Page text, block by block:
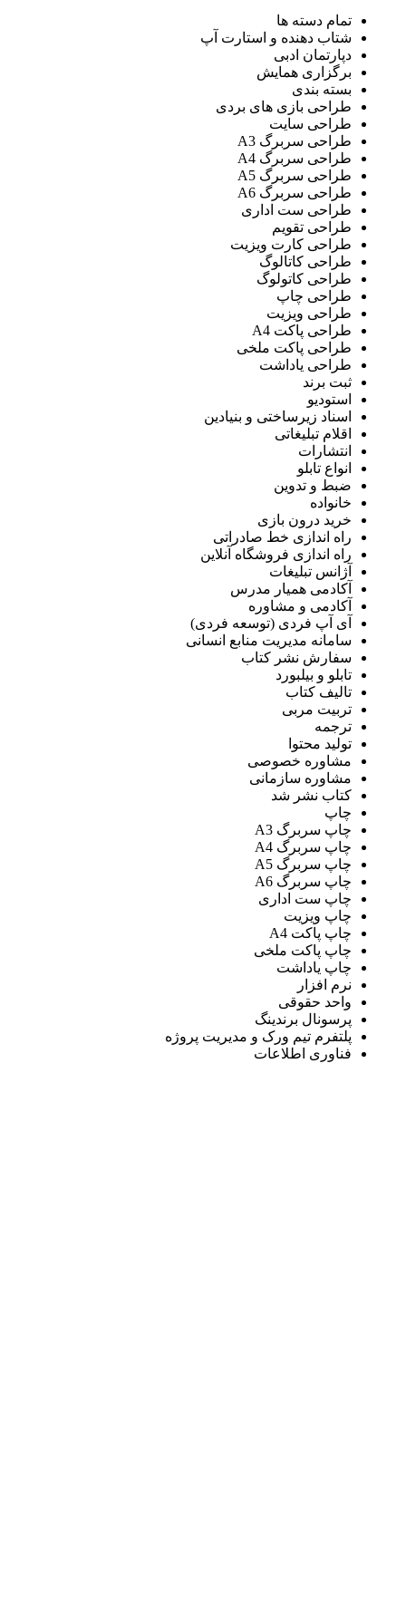
تمام دسته ها
شتاب دهنده و استارت آپ
دپارتمان ادبی
برگزاری همایش
بسته بندی
طراحی بازی های بردی
طراحی سایت
طراحی سربرگ A3
طراحی سربرگ A4
طراحی سربرگ A5
طراحی سربرگ A6
طراحی ست اداری
طراحی تقویم
طراحی کارت ویزیت
طراحی کاتالوگ
طراحی کاتولوگ
طراحی چاپ
طراحی ویزیت
طراحی پاکت A4
طراحی پاکت ملخی
طراحی یاداشت
ثبت برند
استودیو
اسناد زیرساختی و بنیادین
اقلام تبلیغاتی
انتشارات
انواع تابلو
ضبط و تدوین
خانواده
خرید درون بازی
راه اندازی خط صادراتی
راه اندازی فروشگاه آنلاین
آژانس تبلیغات
آکادمی همیار مدرس
آکادمی و مشاوره
آی آپ فردی (توسعه فردی)
سامانه مدیریت منابع انسانی
سفارش نشر کتاب
تابلو و بیلبورد
تالیف کتاب
تربیت مربی
ترجمه
تولید محتوا
مشاوره خصوصی
مشاوره سازمانی
کتاب نشر شد
چاپ سربرگ A3
چاپ سربرگ A4
چاپ سربرگ A5
چاپ سربرگ A6
چاپ ست اداری
چاپ ویزیت
چاپ پاکت A4
چاپ پاکت ملخی
چاپ یاداشت
نرم افزار
واحد حقوقی
پرسونال برندینگ
پلتفرم تیم ورک و مدیریت پروژه
فناوری اطلاعات